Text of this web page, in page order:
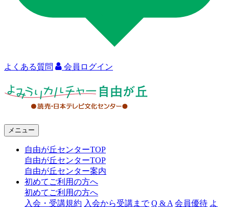
よくある質問 会員ログイン
メニュー
自由が丘センターTOP
自由が丘センターTOP
自由が丘センター案内
初めてご利用の方へ
初めてご利用の方へ
入会・受講規約 入会から受講まで Q & A 会員優待 よ